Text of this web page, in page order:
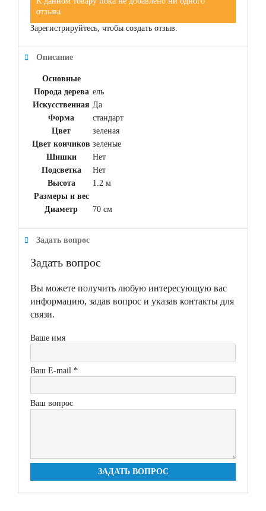
отзыва
Зарегистрируйтесь, чтобы создать отзыв.
Описание
Основные
Порода дерева ель
Искусственная Да
Форма
стандарт
Цвет
зеленая
Цвет кончиков зеленые
Шишки
Нет
Подсветка
Нет
Высота
1.2 м
Размеры и вес
Диаметр
70 см
Задать вопрос
Задать вопрос
Вы можете получить любую интересующую вас
информацию, задав вопрос и указав контакты для
связи.
Ваше имя
Ваш E-mail *
Ваш вопрос
ЗАДАТЬ ВОПРОС